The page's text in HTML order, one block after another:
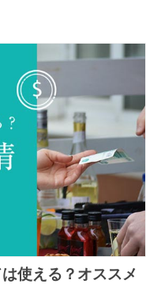
使える？オススメ